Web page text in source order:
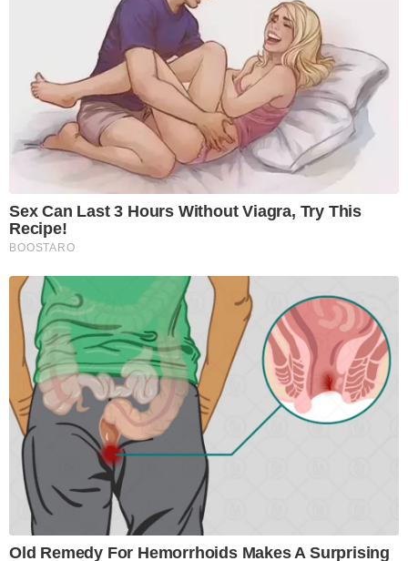
Sex Can Last 3 Hours Without Viagra, Try This
Recipe!
BOOSTARO
Old Remedy For Hemorrhoids Makes A Surprising